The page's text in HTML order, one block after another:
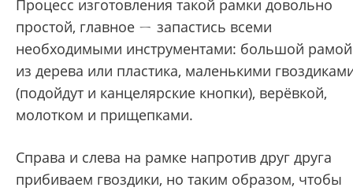
Процесс изготовления такой рамки довольно
простой, главное ㄧ запастись всеми
необходимыми инструментами: большой рамой
из дерева или пластика, маленькими
(подойдут и канцелярские кнопки), верёвкой,
молотком и прищепками.
Справа и слева на рамке напротив друг друга
прибиваем гвоздики, но таким образом, чтобы